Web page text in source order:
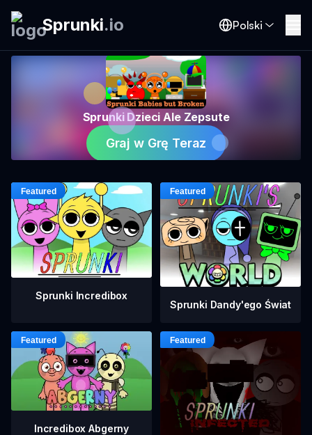
Sprunki.io Polski
Sprunki Dzieci Ale Zepsute
Graj w Grę Teraz
Sprunki Incredibox
Sprunki Dandy'ego Świat
Incredibox Abgerny